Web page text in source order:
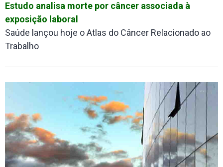
Estudo analisa morte por câncer associada à
exposição laboral
Saúde lançou hoje o Atlas do Câncer Relacionado ao
Trabalho